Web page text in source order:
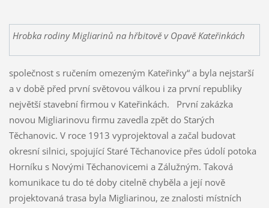
Hrobka rodiny Migliarinů na hřbitově v Opavě Kateřinkách
společnost s ručením omezeným Kateřinky“ a byla nejstarší
a v době před první světovou válkou i za první republiky
největší stavební firmou v Kateřinkách. První zakázka
novou Migliarinovu firmu zavedla zpět do Starých
Těchanovic. V roce 1913 vyprojektoval a začal budovat
okresní silnici, spojující Staré Těchanovice přes údolí potoka
Horníku s Novými Těchanovicemi a Zálužným. Taková
komunikace tu do té doby citelně chyběla a její nově
projektovaná trasa byla Migliarinou, ze znalosti místních